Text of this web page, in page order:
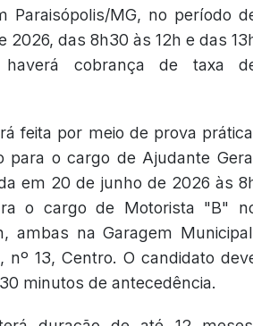
Paraisópolis/MG, no período
2026, das 8h30 às 12h e das
cobrança de taxa
feita por meio de prova
para o cargo de Ajudante
em 20 de junho de 2026 às
o cargo de Motorista "B"
ambas na Garagem
nº 13, Centro. O candidato
minutos de antecedência.